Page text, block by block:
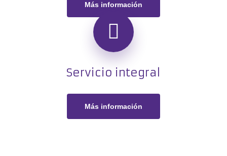
Más información
Servicio integral
Más información